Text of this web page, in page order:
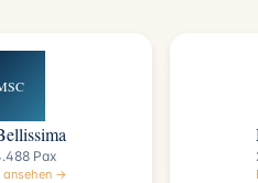
Pax
ansehen →